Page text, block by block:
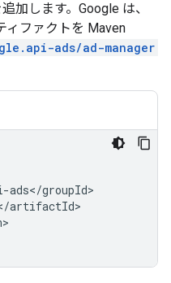
加します。Google は、
ィファクトを Maven
ads/ad-manager